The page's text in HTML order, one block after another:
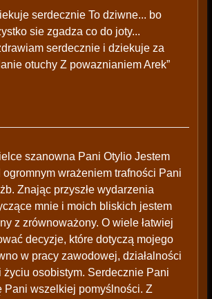
serdecznie To dziwne... bo
sie zgadza co do joty...
serdecznie i dziekuje za
otuchy Z powaznianiem Arek”
szanowna Pani Otylio Jestem
ogromnym wrażeniem trafności Pani
Znając przyszłe wydarzenia
mnie i moich bliskich jestem
z zrównoważony. O wiele łatwiej
decyzje, które dotyczą mojego
w pracy zawodowej, działalności
życiu osobistym. Serdecznie Pani
Pani wszelkiej pomyślności. Z